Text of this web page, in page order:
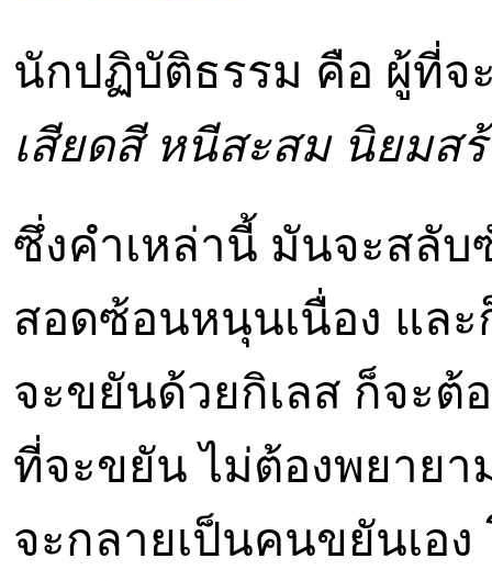
นักปฏิบัติธรรม คือ ผู้ที่จ
เสียดสี หนีสะสม นิยมส
ซึ่งคำเหล่านี้ มันจะสลั
สอดซ้อนหนุนเนื่อง และ
จะขยันด้วยกิเลส ก็จะต้
ที่จะขยัน ไม่ต้องพยาย
จะกลายเป็นคนขยันเอ